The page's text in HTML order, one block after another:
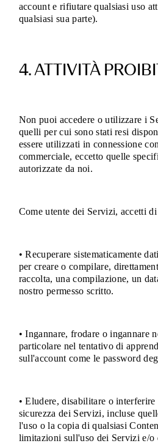
account e rifiutare qualsiasi uso
qualsiasi sua parte).
4. ATTIVITÀ
Non puoi accedere o utilizzare i
quelli per cui sono stati resi
essere utilizzati in connessione
commerciale, eccetto quelle
autorizzate da noi.
Come utente dei Servizi, accetti
• Recuperare sistematicamente
per creare o compilare,
raccolta, una compilazione, un
nostro permesso scritto.
• Ingannare, frodare o ingannare
particolare nel tentativo di
sull'account come le password
• Eludere, disabilitare o
sicurezza dei Servizi, incluse
l'uso o la copia di qualsiasi
limitazioni sull'uso dei Servizi e/o